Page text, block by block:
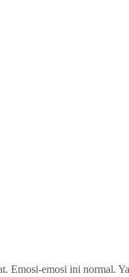
Emosi-emosi ini normal.